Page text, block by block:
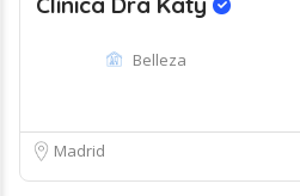
Belleza
Madrid